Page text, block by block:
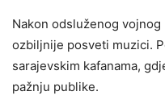
Nakon odsluženog
ozbiljnije posveti muzici.
sarajevskim kafanama,
pažnju publike.